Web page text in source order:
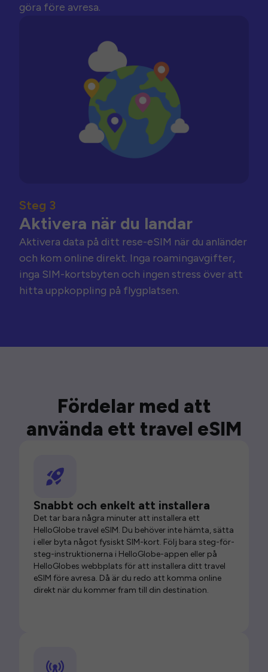
göra före avresa.
Steg 3
Aktivera när du landar
Aktivera data på ditt rese-eSIM när du anländer
och kom online direkt. Inga roamingavgifter,
inga SIM-kortsbyten och ingen stress över att
hitta uppkoppling på flygplatsen.
Fördelar med att
använda ett travel eSIM
Snabbt och enkelt att installera
Det tar bara några minuter att installera ett
HelloGlobe travel eSIM. Du behöver inte hämta, sätta
i eller byta något fysiskt SIM-kort. Följ bara steg-för-
steg-instruktionerna i HelloGlobe-appen eller på
HelloGlobes webbplats för att installera ditt travel
eSIM före avresa. Då är du redo att komma online
direkt när du kommer fram till din destination.